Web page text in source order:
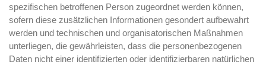
spezifischen betroffenen Person zugeordnet werden können,
sofern diese zusätzlichen Informationen gesondert aufbewahrt
werden und technischen und organisatorischen Maßnahmen
unterliegen, die gewährleisten, dass die personenbezogenen
Daten nicht einer identifizierten oder identifizierbaren natürlichen